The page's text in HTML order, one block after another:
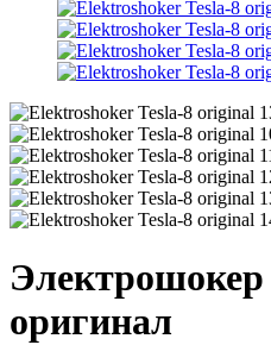
Электрошокер
оригинал